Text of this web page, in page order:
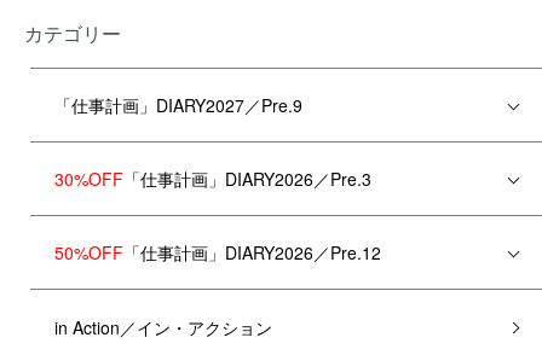
カテゴリー
「仕事計画」DIARY2027／Pre.9
30%OFF 「仕事計画」DIARY2026／Pre.3
50%OFF 「仕事計画」DIARY2026／Pre.12
in Action／イン・アクション